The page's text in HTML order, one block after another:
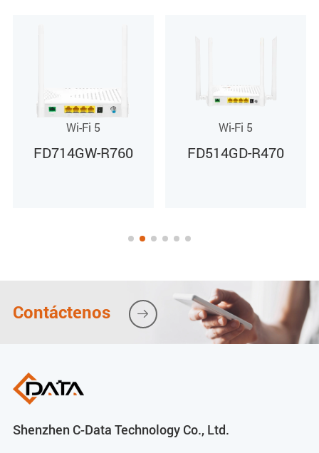
Wi-Fi 5
FD514GD-R470
Wi-Fi 5
FD612GD-R460
Contáctenos 
Shenzhen C-Data Technology Co., Ltd.